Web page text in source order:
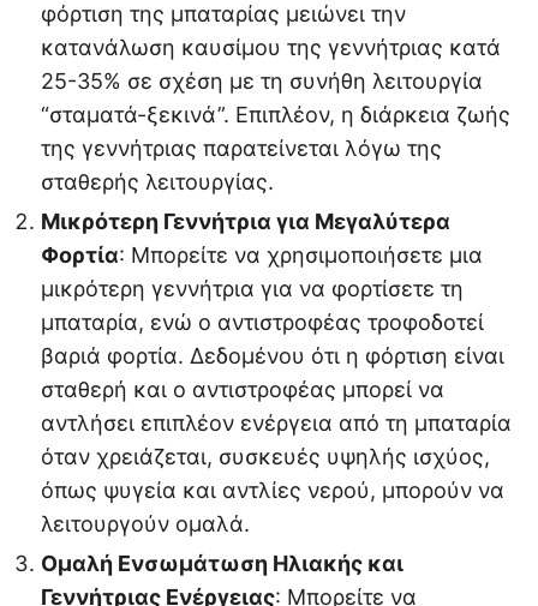
φόρτιση της μπαταρίας μειώνει την
κατανάλωση καυσίμου της γεννήτριας κατά
25-35% σε σχέση με τη συνήθη λειτουργία
“σταματά-ξεκινά”. Επιπλέον, η διάρκεια ζωής
της γεννήτριας παρατείνεται λόγω της
σταθερής λειτουργίας.
Μικρότερη Γεννήτρια για Μεγαλύτερα
Φορτία: Μπορείτε να χρησιμοποιήσετε μια
μικρότερη γεννήτρια για να φορτίσετε τη
μπαταρία, ενώ ο αντιστροφέας τροφοδοτεί
βαριά φορτία. Δεδομένου ότι η φόρτιση είναι
σταθερή και ο αντιστροφέας μπορεί να
αντλήσει επιπλέον ενέργεια από τη μπαταρία
όταν χρειάζεται, συσκευές υψηλής ισχύος,
όπως ψυγεία και αντλίες νερού, μπορούν να
λειτουργούν ομαλά.
Ομαλή Ενσωμάτωση Ηλιακής και
Γεννήτριας Ενέργειας: Μπορείτε να